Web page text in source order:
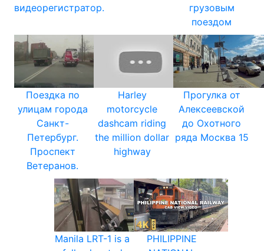
видеорегистратор.
грузовым
поездом
Поездка по
улицам города
Санкт-
Петербург.
Проспект
Ветеранов.
Harley
motorcycle
dashcam riding
the million dollar
highway
Прогулка от
Алексеевской
до Охотного
ряда Москва 15
Manila LRT-1 is a
PHILIPPINE